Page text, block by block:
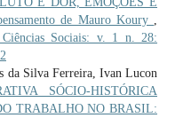
de Mauro Koury
Sociais: v. 1 n. 28:
da Silva Ferreira, Ivan Lucon
SÓCIO-HISTÓRICA
TRABALHO NO BRASIL: